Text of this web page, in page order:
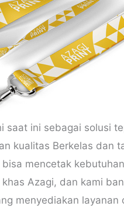
saat ini sebagai solusi
kualitas Berkelas dan
mencetak
Azagi, dan kami
menyediakan layanan